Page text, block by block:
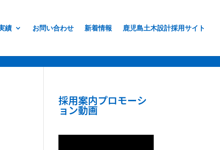
績 お問い合わせ 新着情報 鹿児島土木設計採用サイト
採用案内プロモーシ
ョン動画